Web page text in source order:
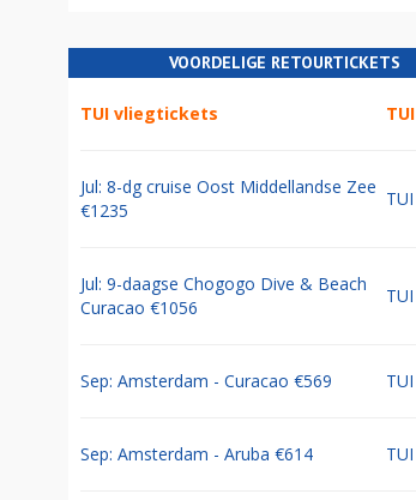
VOORDELIGE RETOURTICKETS
TUI vliegtickets TUI
Jul: 8-dg cruise Oost Middellandse Zee
€1235
TUI
Jul: 9-daagse Chogogo Dive & Beach
Curacao €1056
TUI
Sep: Amsterdam - Curacao €569 TUI
Sep: Amsterdam - Aruba €614 TUI